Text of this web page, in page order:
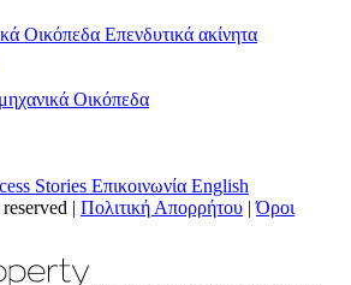
Οικόπεδα Επενδυτικά ακίνητα
Οικόπεδα
Stories Επικοινωνία English
| Πολιτική Απορρήτου |Όροι